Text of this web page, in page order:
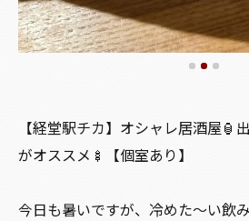
【経堂駅チカ】オシャレ居酒屋🏮
がオススメ🍢【個室あり】
今日も暑いですが、冷めた〜い飲